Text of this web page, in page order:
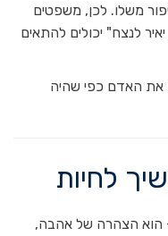
משלו. לכן, משפטים
לנצח" יכולים להתאים
את האדם כפי שהיה
לחיות
– הוא הצהרה של אהבה,